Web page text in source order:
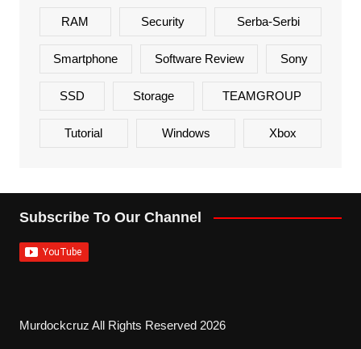
RAM Security Serba-Serbi
Smartphone Software Review Sony
SSD Storage TEAMGROUP
Tutorial Windows Xbox
Subscribe To Our Channel
Murdockcruz All Rights Reserved 2026